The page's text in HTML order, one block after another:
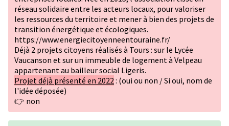
réseau solidaire entre les acteurs locaux, pour valoriser
les ressources du territoire et mener à bien des projets de
transition énergétique et écologiques.
https://www.energiecitoyenneentouraine.fr/
Déjà 2 projets citoyens réalisés à Tours : sur le Lycée
Vaucanson et sur un immeuble de logement à Velpeau
appartenant au bailleur social Ligeris.
Projet déjà présenté en 2022: (oui ou non / Si oui, nom de
l'idée déposée)
👉 non